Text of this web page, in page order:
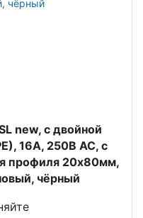
new, с двойной
16А, 250В АС, с
профиля 20х80мм,
чёрный